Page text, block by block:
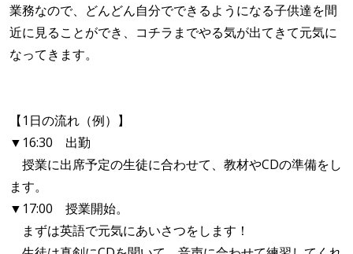
業務なので、どんどん自分でできるようになる子供達を間
近に見ることができ、コチラまでやる気が出てきて元気に
なってきます。
【1日の流れ（例）】
▼16:30 出勤
授業に出席予定の生徒に合わせて、教材やCDの準備をし
ます。
▼17:00 授業開始。
まずは英語で元気にあいさつをします！